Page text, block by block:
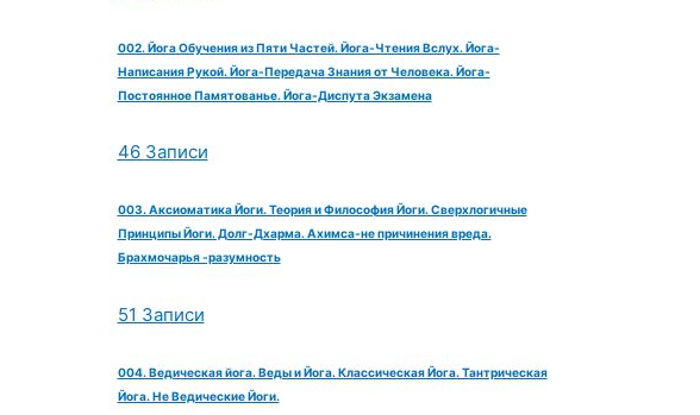
002. Йога Обучения из Пяти Частей. Йога-Чтения Вслух. Йога-
Написания Рукой. Йога-Передача Знания от Человека. Йога-
Постоянное Памятованье. Йога-Диспута Экзамена
46 Записи
003. Аксиоматика Йоги. Теория и Философия Йоги. Сверхлогичные
Принципы Йоги. Долг-Дхарма. Ахимса-не причинения вреда.
Брахмочарья -разумность
51 Записи
004. Ведическая йога. Веды и Йога. Классическая Йога. Тантрическая
Йога. Не Ведические Йоги.